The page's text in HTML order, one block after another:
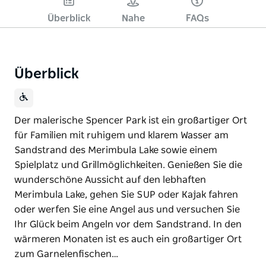
Überblick Nahe FAQs
Überblick
Der malerische Spencer Park ist ein großartiger Ort
für Familien mit ruhigem und klarem Wasser am
Sandstrand des Merimbula Lake sowie einem
Spielplatz und Grillmöglichkeiten. Genießen Sie die
wunderschöne Aussicht auf den lebhaften
Merimbula Lake, gehen Sie SUP oder Kajak fahren
oder werfen Sie eine Angel aus und versuchen Sie
Ihr Glück beim Angeln vor dem Sandstrand. In den
wärmeren Monaten ist es auch ein großartiger Ort
zum Garnelenfischen…